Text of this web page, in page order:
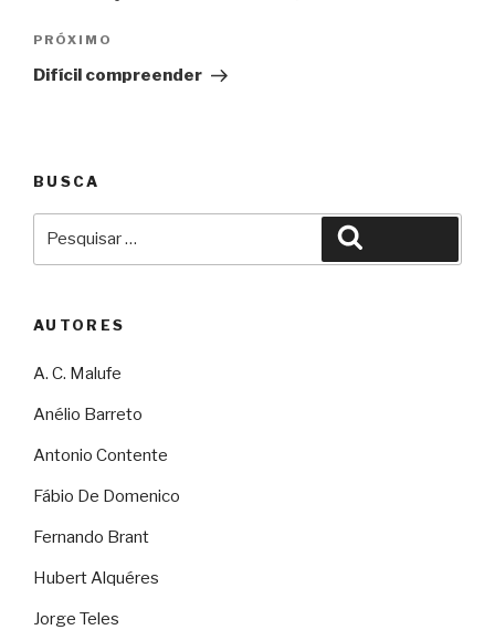
Post
Próximo
PRÓXIMO
Difícil compreender
BUSCA
AUTORES
A. C. Malufe
Anélio Barreto
Antonio Contente
Fábio De Domenico
Fernando Brant
Hubert Alquéres
Jorge Teles